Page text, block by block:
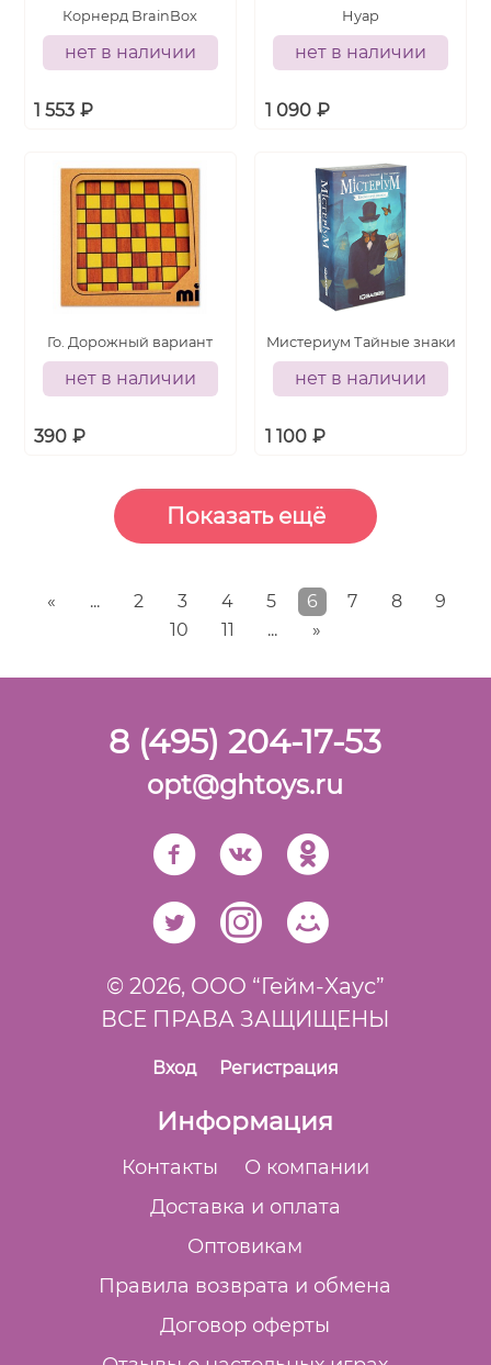
Корнерд BrainBox
нет в наличии
1 553 ₽
Нуар
нет в наличии
1 090 ₽
Го. Дорожный вариант
нет в наличии
390 ₽
Мистериум Тайные знаки
нет в наличии
1 100 ₽
« ... 2 3 4 5 6 7 8
9
10
11 ... »
8 (495) 204-17-53
opt@ghtoys.ru
© 2026, ООО “Гейм-Xаус”
ВСЕ ПРАВА ЗАЩИЩЕНЫ
Вход Регистрация
Информация
Контакты
О компании
Доставка и оплата
Оптовикам
Правила возврата и обмена
Договор оферты